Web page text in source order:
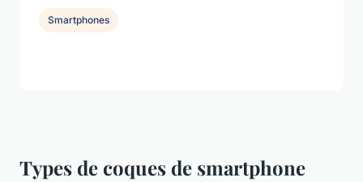
Types de coques de smartphone
Smartphones